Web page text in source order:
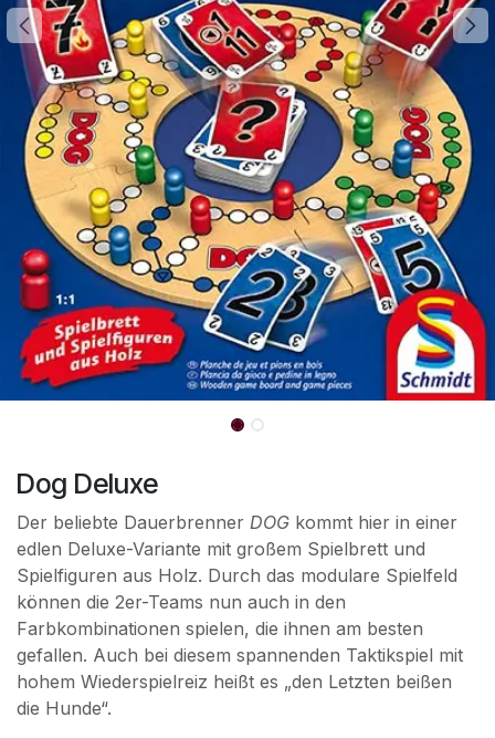
Dog Deluxe
Der beliebte Dauerbrenner DOG kommt hier in einer
edlen Deluxe-Variante mit großem Spielbrett und
Spielfiguren aus Holz. Durch das modulare Spielfeld
können die 2er-Teams nun auch in den
Farbkombinationen spielen, die ihnen am besten
gefallen. Auch bei diesem spannenden Taktikspiel mit
hohem Wiederspielreiz heißt es „den Letzten beißen
die Hunde“.